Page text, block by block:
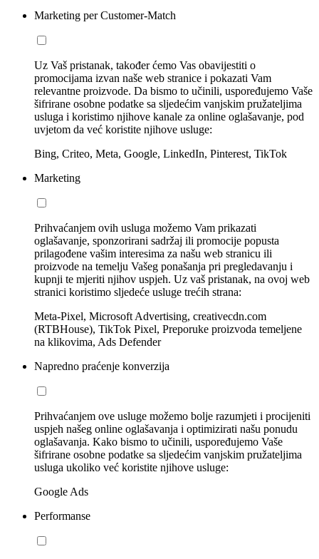
Marketing per Customer-Match
Uz Vaš pristanak, također ćemo Vas obavijestiti o
promocijama izvan naše web stranice i pokazati Vam
relevantne proizvode. Da bismo to učinili, uspoređujemo Vaše
šifrirane osobne podatke sa sljedećim vanjskim pružateljima
usluga i koristimo njihove kanale za online oglašavanje, pod
uvjetom da već koristite njihove usluge:
Bing, Criteo, Meta, Google, LinkedIn, Pinterest, TikTok
Marketing
Prihvaćanjem ovih usluga možemo Vam prikazati
oglašavanje, sponzorirani sadržaj ili promocije popusta
prilagođene vašim interesima za našu web stranicu ili
proizvode na temelju Vašeg ponašanja pri pregledavanju i
kupnji te mjeriti njihov uspjeh. Uz vaš pristanak, na ovoj web
stranici koristimo sljedeće usluge trećih strana:
Meta-Pixel, Microsoft Advertising, creativecdn.com
(RTBHouse), TikTok Pixel, Preporuke proizvoda temeljene
na klikovima, Ads Defender
Napredno praćenje konverzija
Prihvaćanjem ove usluge možemo bolje razumjeti i procijeniti
uspjeh našeg online oglašavanja i optimizirati našu ponudu
oglašavanja. Kako bismo to učinili, uspoređujemo Vaše
šifrirane osobne podatke sa sljedećim vanjskim pružateljima
usluga ukoliko već koristite njihove usluge:
Google Ads
Performanse